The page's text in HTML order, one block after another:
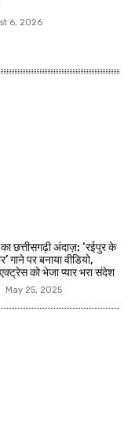
6, 2026
का छत्तीसगढ़ी अंदाज़: ‘रईपुर के
गाने पर बनाया वीडियो,
को भेजा प्यार भरा संदेश
May 25, 2025